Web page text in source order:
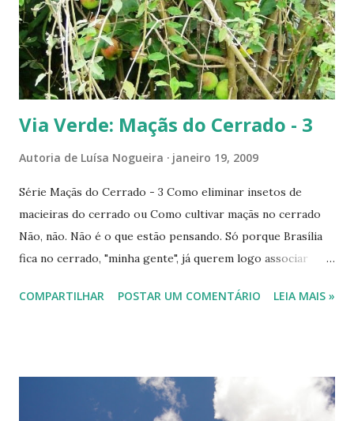
em Goiânia - GO. .. -------------------------
Via Verde: Maçãs do Cerrado - 3
Autoria de Luísa Nogueira janeiro 19, 2009
Série Maçãs do Cerrado - 3 Como eliminar insetos de
macieiras do cerrado ou Como cultivar maçãs no cerrado
Não, não. Não é o que estão pensando. Só porque Brasília
fica no cerrado, "minha gente", já querem logo associar
como afastar insetos de plantas, mesmo estando em
coitado. Querer sobreviver logo no cerrado. No meio de
formigões, desses que picam pra destruir. Achei que
COMPARTILHAR POSTAR UM COMENTÁRIO LEIA MAIS »